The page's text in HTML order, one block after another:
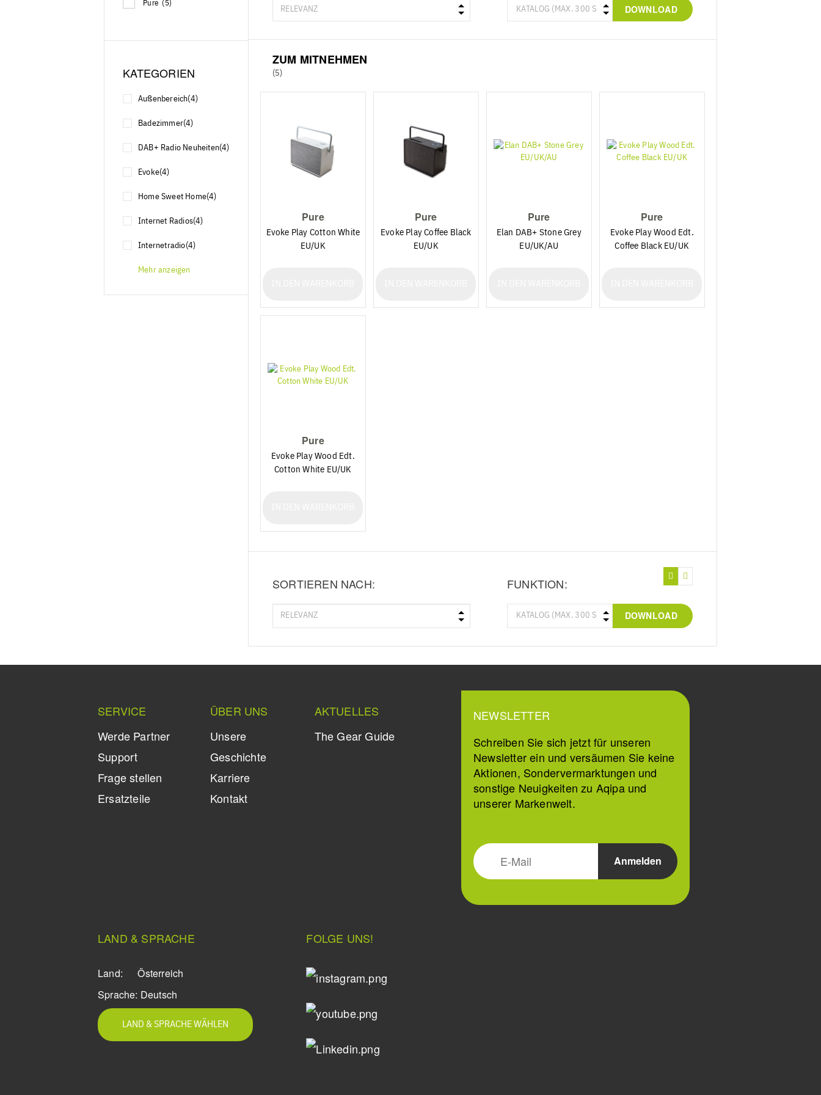
Pure (5)
KATEGORIEN
Außenbereich(4)
Badezimmer(4)
DAB+ Radio Neuheiten(4)
Evoke(4)
Home Sweet Home(4)
Internet Radios(4)
Internetradio(4)
Mehr anzeigen
DOWNLOAD
ZUM MITNEHMEN
(5)
Pure
Evoke Play Cotton White
EU/UK
Pure
Evoke Play Coffee Black
EU/UK
Pure
Elan DAB+ Stone Grey
EU/UK/AU
Pure
Evoke Play Wood Edt.
Coffee Black EU/UK
Pure
Evoke Play Wood Edt.
Cotton White EU/UK
SORTIEREN NACH: FUNKTION:
DOWNLOAD
SERVICE
Werde Partner
Support
Frage stellen
Ersatzteile
ÜBER UNS
Unsere
Geschichte
Karriere
Kontakt
AKTUELLES
The Gear Guide
NEWSLETTER
Schreiben Sie sich jetzt für unseren
Newsletter ein und versäumen Sie keine
Aktionen, Sondervermarktungen und
sonstige Neuigkeiten zu Aqipa und
unserer Markenwelt.
FOLGE UNS!
LAND & SPRACHE
Land:
Österreich
Sprache: Deutsch
LAND & SPRACHE WÄHLEN